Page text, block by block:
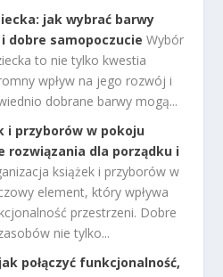
jak wybrać barwy
dobre samopoczucie Wybór
to nie tylko kwestia
wpływ na jego rozwój i
dobrane barwy mogą...
i przyborów w pokoju
rozwiązania dla porządku i
książek i przyborów w
element, który wpływa
przestrzeni. Dobre
nie tylko...
połączyć funkcjonalność,